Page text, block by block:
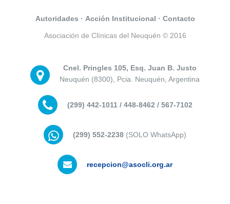
Autoridades · Acción Institucional · Contacto
Asociación de Clínicas del Neuquén © 2016
Cnel. Pringles 105, Esq. Juan B. Justo
Neuquén (8300), Pcia. Neuquén, Argentina
(299) 442-1011 / 448-8462 / 567-7102
(299) 552-2238 (SOLO WhatsApp)
recepcion@asocli.org.ar